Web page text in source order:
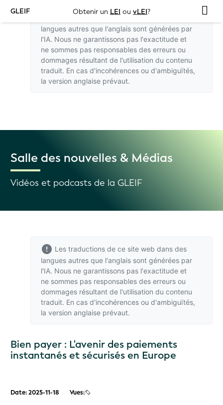
GLEIF Obtenir un LEI ou vLEI?
Les traductions de ce site web dans des
langues autres que l'anglais sont générées par
l'IA. Nous ne garantissons pas l'exactitude et
ne sommes pas responsables des erreurs ou
dommages résultant de l'utilisation du contenu
traduit. En cas d'incohérences ou d'ambiguïtés,
la version anglaise prévaut.
Salle des nouvelles & Médias
Vidéos et podcasts de la GLEIF
Les traductions de ce site web dans des
langues autres que l'anglais sont générées par
l'IA. Nous ne garantissons pas l'exactitude et
ne sommes pas responsables des erreurs ou
dommages résultant de l'utilisation du contenu
traduit. En cas d'incohérences ou d'ambiguïtés,
la version anglaise prévaut.
Bien payer : L'avenir des paiements
instantanés et sécurisés en Europe
Date: 2025-11-18 Vues: